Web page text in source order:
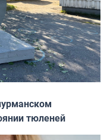
тюленей